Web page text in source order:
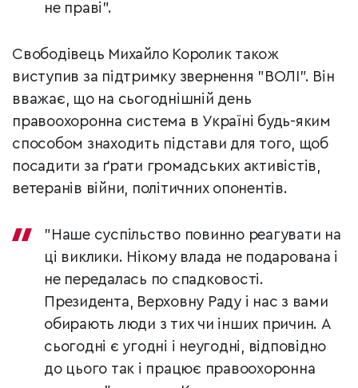
не праві".
Свободівець Михайло Королик також
виступив за підтримку звернення "ВОЛІ". Він
вважає, що на сьогоднішній день
правоохоронна система в Україні будь-яким
способом знаходить підстави для того, щоб
посадити за ґрати громадських активістів,
ветеранів війни, політичних опонентів.
"Наше суспільство повинно реагувати на
ці виклики. Нікому влада не подарована і
не передалась по спадковості.
Президента, Верховну Раду і нас з вами
обирають люди з тих чи інших причин. А
сьогодні є угодні і неугодні, відповідно
до цього так і працює правоохоронна